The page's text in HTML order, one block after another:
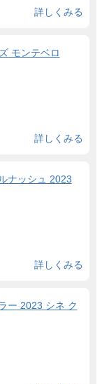
詳しくみる
モンテベロ
詳しくみる
ナッシュ 2023
詳しくみる
ー 2023 シネ ク